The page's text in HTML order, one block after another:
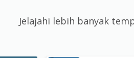
Jelajahi lebih banyak